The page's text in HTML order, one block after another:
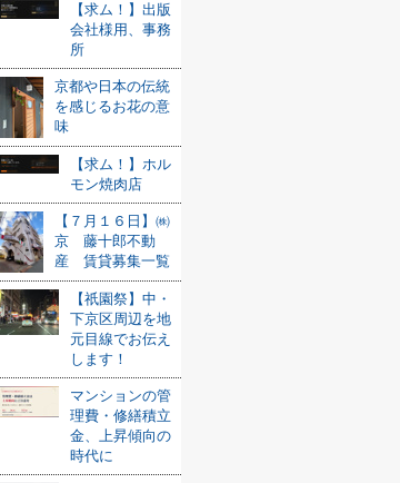
【求ム！】出版
会社様用、事務
所
京都や日本の伝統
を感じるお花の意
味
【求ム！】ホル
モン焼肉店
【７月１６日】㈱
京 藤十郎不動
産 賃貸募集一覧
【祇園祭】中・
下京区周辺を地
元目線でお伝え
します！
マンションの管
理費・修繕積立
金、上昇傾向の
時代に